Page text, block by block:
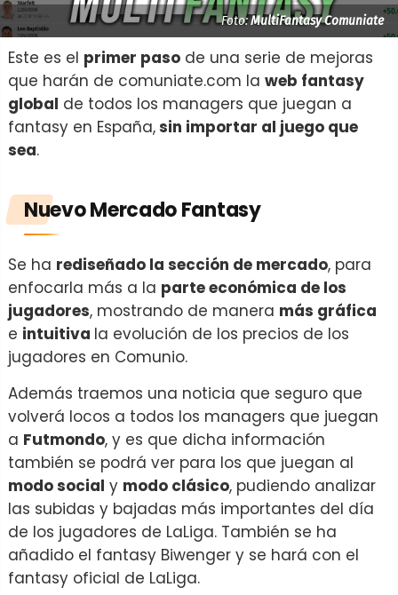
Foto:MultiFantasy Comuniate
Este es el primer paso de una serie de mejoras
que harán de comuniate.com la web fantasy
global de todos los managers que juegan a
fantasy en España,sin importar al juego que
sea.
Nuevo Mercado Fantasy
Se ha rediseñado la sección de mercado, para
enfocarla más a la parte económica de los
jugadores, mostrando de manera más gráfica
e intuitiva la evolución de los precios de los
jugadores en Comunio.
Además traemos una noticia que seguro que
volverá locos a todos los managers que juegan
a Futmondo, y es que dicha información
también se podrá ver para los que juegan al
modo social y modo clásico, pudiendo analizar
las subidas y bajadas más importantes del día
de los jugadores de LaLiga. También se ha
añadido el fantasy Biwenger y se hará con el
fantasy oficial de LaLiga.